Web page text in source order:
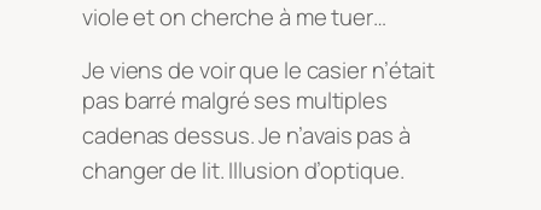
viole et on cherche à me tuer…
Je viens de voir que le casier n’était
pas barré malgré ses multiples
cadenas dessus. Je n’avais pas à
changer de lit. Illusion d’optique.